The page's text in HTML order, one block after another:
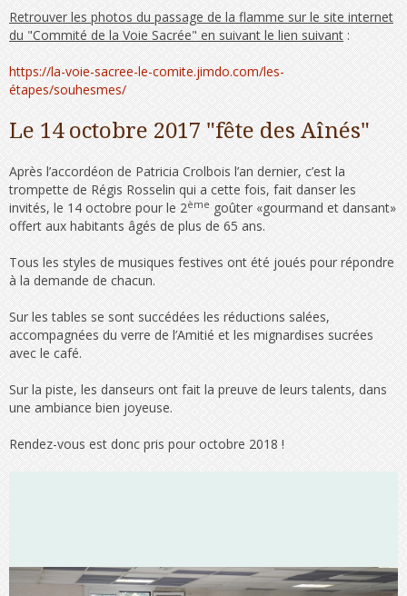
Retrouver les photos du passage de la flamme sur le site internet
du "Commité de la Voie Sacrée" en suivant le lien suivant:
https://la-voie-sacree-le-comite.jimdo.com/les-
étapes/souhesmes/
Le 14 octobre 2017 "fête des Aînés"
Après l’accordéon de Patricia Crolbois l’an dernier, c’est la
trompette de Régis Rosselin qui a cette fois, fait danser les
invités, le 14 octobre pour le 2èmegoûter «gourmand et dansant»
offert aux habitants âgés de plus de 65 ans.
Tous les styles de musiques festives ont été joués pour répondre
à la demande de chacun.
Sur les tables se sont succédées les réductions salées,
accompagnées du verre de l’Amitié et les mignardises sucrées
avec le café.
Sur la piste, les danseurs ont fait la preuve de leurs talents, dans
une ambiance bien joyeuse.
Rendez-vous est donc pris pour octobre 2018 !